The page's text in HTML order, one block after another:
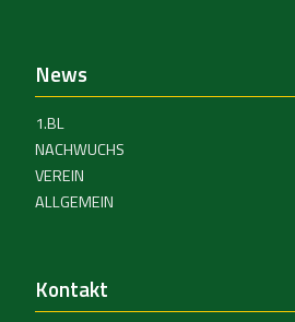
News
1.BL
NACHWUCHS
VEREIN
ALLGEMEIN
Kontakt